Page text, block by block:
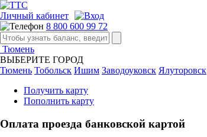
Личный кабинет
8 800 600 99 72
Тюмень
ВЫБЕРИТЕ ГОРОД
Тюмень Тобольск Ишим Заводоуковск Ялуторовск
Получить карту
Пополнить карту
Оплата проезда банковской картой